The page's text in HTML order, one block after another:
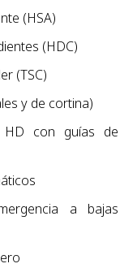
(HSA)
(HDC)
(TSC)
y de cortina)
HD con guías de
a bajas